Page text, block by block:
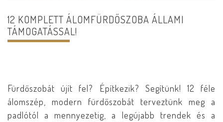
12 KOMPLETT ÁLOMFÜRDŐSZOBA ÁLLAMI
TÁMOGATÁSSAL!
Fürdőszobát újít fel? Építkezik? Segítünk! 12 féle
álomszép, modern fürdőszobát terveztünk meg a
padlótól a mennyezetig, a legújabb trendek és a